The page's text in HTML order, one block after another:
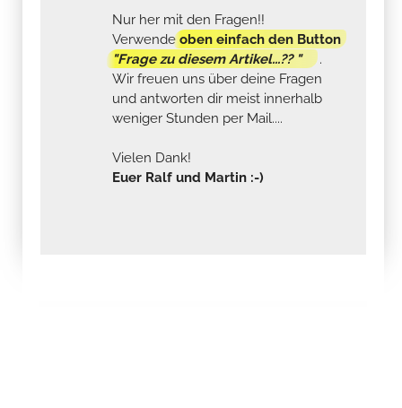
Nur her mit den Fragen!!
Verwendeoben einfach den Button
"Frage zu diesem Artikel...?? "
.
Wir freuen uns über deine Fragen
und antworten dir meist innerhalb
weniger Stunden per Mail....
Vielen Dank!
Euer Ralf und Martin :-)